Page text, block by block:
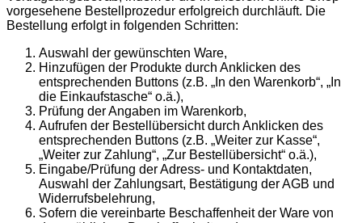
vorgesehene Bestellprozedur erfolgreich durchläuft. Die
Bestellung erfolgt in folgenden Schritten:
Auswahl der gewünschten Ware,
Hinzufügen der Produkte durch Anklicken des
entsprechenden Buttons (z.B. „In den Warenkorb“, „In
die Einkaufstasche“ o.ä.),
Prüfung der Angaben im Warenkorb,
Aufrufen der Bestellübersicht durch Anklicken des
entsprechenden Buttons (z.B. „Weiter zur Kasse“,
„Weiter zur Zahlung“, „Zur Bestellübersicht“ o.ä.),
Eingabe/Prüfung der Adress- und Kontaktdaten,
Auswahl der Zahlungsart, Bestätigung der AGB und
Widerrufsbelehrung,
Sofern die vereinbarte Beschaffenheit der Ware von